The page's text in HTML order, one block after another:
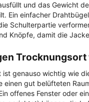
und das Gewicht
Ein einfacher
Schulterpartie
Knöpfe, damit die
Trocknungsort
ist genauso wichtig wie
einen gut belüfteten
offenes Fenster oder